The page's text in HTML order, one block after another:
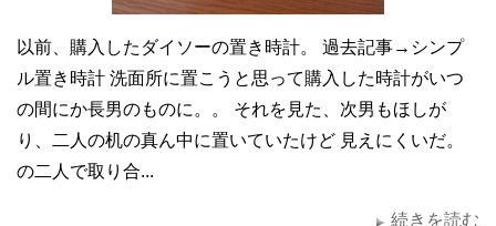
以前、購入したダイソーの置き時計。 過去記事→シンプ
ル置き時計 洗面所に置こうと思って購入した時計がいつ
の間にか長男のものに。。 それを見た、次男もほしが
り、二人の机の真ん中に置いていたけど 見えにくいだ。
の二人で取り合...
続きを読む